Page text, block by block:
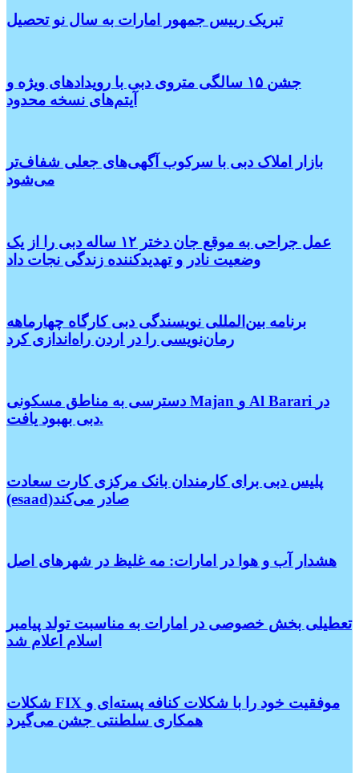
تبریک رییس جمهور امارات به سال نو تحصیل
جشن ۱۵ سالگی متروی دبی با رویدادهای ویژه و
آیتم‌های نسخه محدود
بازار املاک دبی با سرکوب آگهی‌های جعلی شفاف‌تر
می‌شود
عمل جراحی به موقع جان دختر ۱۲ ساله دبی را از یک
وضعیت نادر و تهدیدکننده زندگی نجات داد
برنامه بین‌المللی نویسندگی دبی کارگاه چهارماهه
رمان‌نویسی را در اردن راه‌اندازی کرد
دسترسی به مناطق مسکونی Majan و Al Barari در
دبی بهبود یافت.
پلیس دبی برای کارمندان بانک مرکزی کارت سعادت
(esaad)صادر می‌کند
هشدار آب و هوا در امارات: مه غلیظ در شهرهای اصل
تعطیلی بخش خصوصی در امارات به مناسبت تولد پیامبر
اسلام اعلام شد
شکلات FIX موفقیت خود را با شکلات کنافه پسته‌ای و
همکاری سلطنتی جشن می‌گیرد